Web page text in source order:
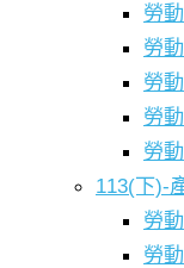
勞
勞
勞
勞
勞
113(下)-
勞
勞